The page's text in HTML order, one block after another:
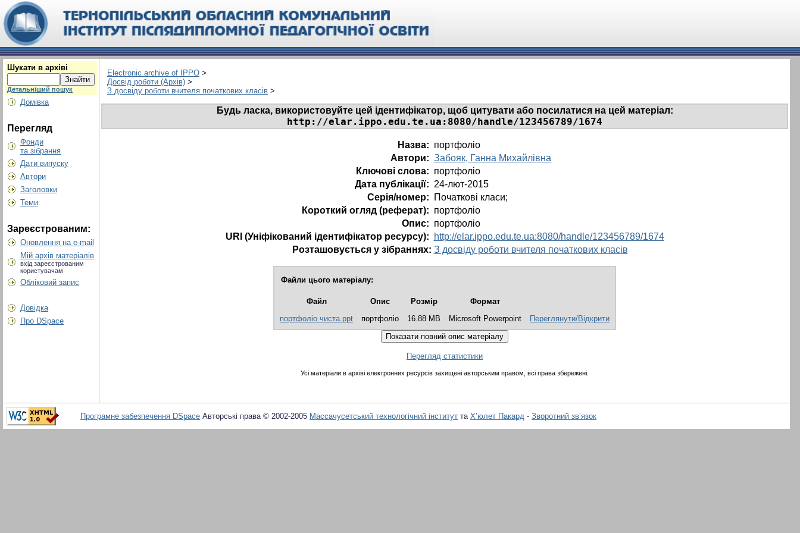
Шукати в архіві
Детальніший пошук
Домівка
Перегляд
Фонди
та зібрання
Дати випуску
Автори
Заголовки
Теми
Зареєстрованим:
Оновлення на e-mail
Мій архів матеріалів
вхід зареєстрованим
користувачам
Обліковий запис
Довідка
Про DSpace
Electronic archive of IPPO >
Досвід роботи (Архів) >
З досвіду роботи вчителя початкових класів >
Будь ласка, використовуйте цей ідентифікатор, щоб цитувати або посилатися на цей матеріал:
http://elar.ippo.edu.te.ua:8080/handle/123456789/1674
Назва: портфоліо
Автори: Забояк, Ганна Михайлівна
Ключові слова: портфоліо
Дата публікації: 24-лют-2015
Серія/номер:
Початкові класи;
Короткий огляд (реферат): портфоліо
Опис: портфоліо
URI (Уніфікований ідентифікатор ресурсу):
http://elar.ippo.edu.te.ua:8080/handle/123456789/1674
Розташовується у зібраннях: З досвіду роботи вчителя початкових класів
Файли цього матеріалу:
Файл Опис Розмір
Формат
портфоліо чиста.ppt
портфоліо 16.88 MB Microsoft Powerpoint Переглянути/Відкрити
Перегляд статистики
Усі матеріали в архіві електронних ресурсів захищені авторським правом, всі права збережені.
Програмне забезпечення DSpace Авторські права © 2002-2005 Массачусетський технологічний інститут та Х’юлет Пакард - Зворотний зв’язок